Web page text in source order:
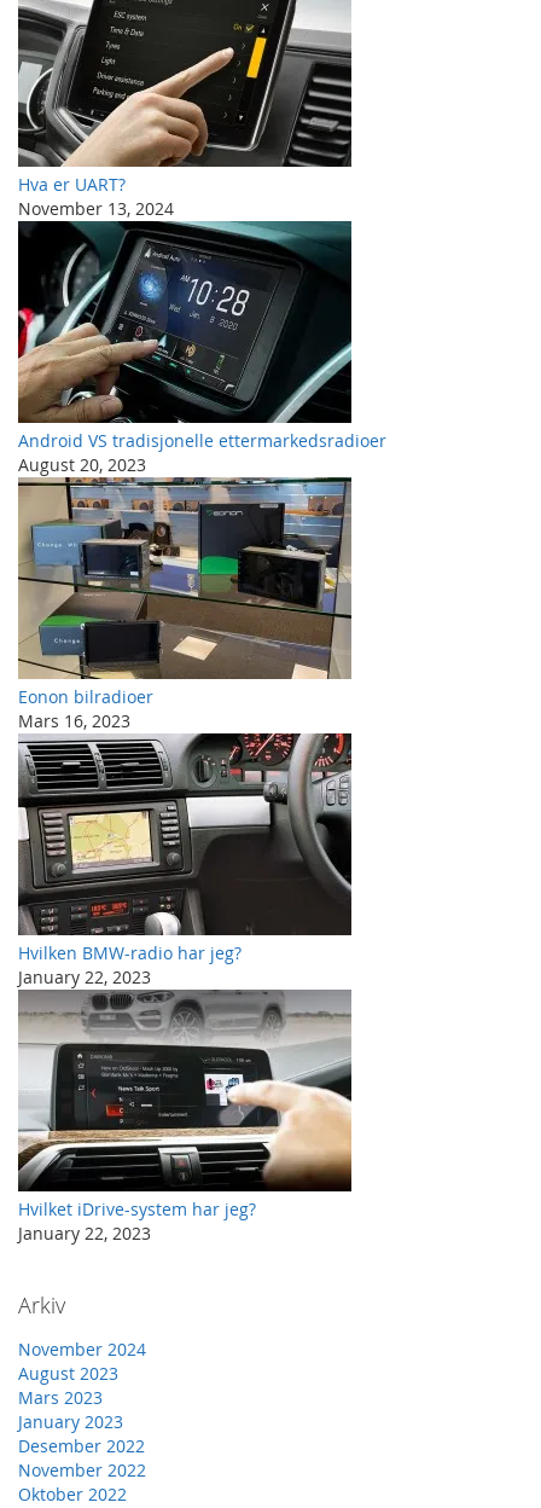
Hva er UART?
November 13, 2024
Android VS tradisjonelle ettermarkedsradioer
August 20, 2023
Eonon bilradioer
Mars 16, 2023
Hvilken BMW-radio har jeg?
January 22, 2023
Hvilket iDrive-system har jeg?
January 22, 2023
Arkiv
November 2024
August 2023
Mars 2023
January 2023
Desember 2022
November 2022
Oktober 2022